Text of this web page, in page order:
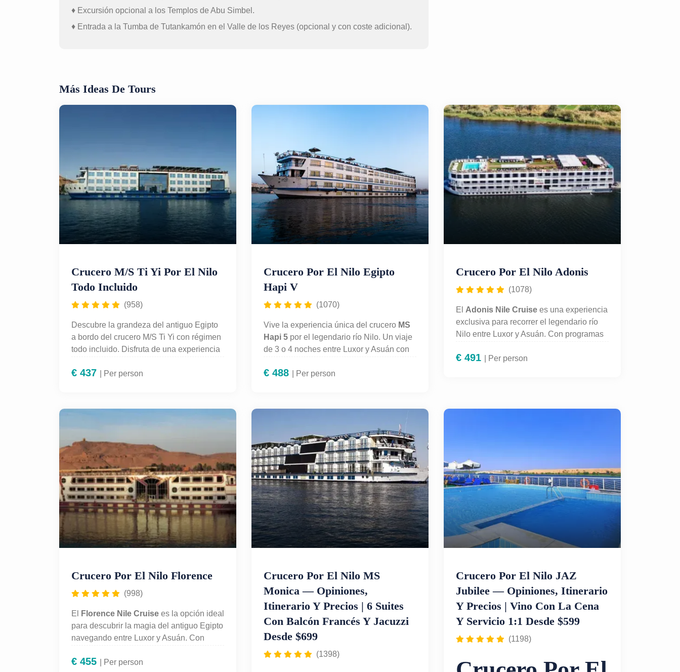
♦ Excursión opcional a los Templos de Abu Simbel.
♦ Entrada a la Tumba de Tutankamón en el Valle de los Reyes (opcional y con coste adicional).
Más Ideas De Tours
Crucero M/S Ti Yi Por El Nilo
Todo Incluido
(958)
Descubre la grandeza del antiguo Egipto
a bordo del crucero M/S Ti Yi con régimen
todo incluido. Disfruta de una experiencia
gastronomía variada, entretenimiento a
Luxor, Edfu, Kom Ombo y Asuán. Perfecto
categoría.
€ 437 | Per person
Crucero Por El Nilo Egipto
Hapi V
(1070)
Vive la experiencia única del crucero MS
Hapi 5 por el legendario río Nilo. Un viaje
de 3 o 4 noches entre Luxor y Asuán con
y visitas guiadas a los templos más
crucero elegante, gastronomía de calidad,
descubres la historia faraónica. Una
opción ideal para quienes buscan un viaje
de ensueño por Egipto con todo incluido.
€ 488 | Per person
Crucero Por El Nilo Adonis
(1078)
El Adonis Nile Cruise es una experiencia
exclusiva para recorrer el legendario río
Nilo entre Luxor y Asuán. Con programas
lujo y cultura: elegantes camarotes,
de Egipto como Karnak, Luxor, Edfu, Kom
inolvidable navegando en el Adonis Nile
Cruise.
€ 491 | Per person
Crucero Por El Nilo Florence
(998)
El Florence Nile Cruise es la opción ideal
para descubrir la magia del antiguo Egipto
navegando entre Luxor y Asuán. Con
ofrece una experiencia de lujo con
€ 455 | Per person
Crucero Por El Nilo MS
Monica — Opiniones,
Itinerario Y Precios | 6 Suites
Con Balcón Francés Y Jacuzzi
Desde $699
(1398)
Crucero Por El Nilo JAZ
Jubilee — Opiniones, Itinerario
Y Precios | Vino Con La Cena
Y Servicio 1:1 Desde $599
(1198)